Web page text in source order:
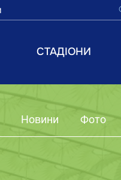
СТАДІОНИ
Новини Фото